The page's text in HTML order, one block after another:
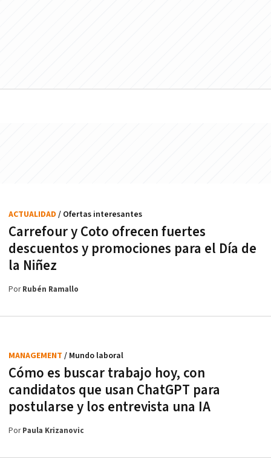
Carrefour y Coto ofrecen fuertes
descuentos y promociones para el Día de
la Niñez
ACTUALIDAD / Ofertas interesantes
PorRubén Ramallo
Cómo es buscar trabajo hoy, con
candidatos que usan ChatGPT para
postularse y los entrevista una IA
MANAGEMENT / Mundo laboral
PorPaula Krizanovic